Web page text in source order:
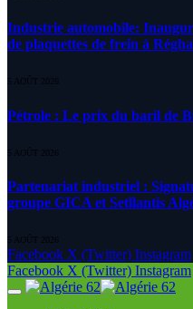
Industrie automobile:
de plaquettes de frein à
5 AOÛT 2026
Pétrole : Le prix du baril de
5 AOÛT 2026
Partenariat industriel :
groupe GICA et Setllantis
5 AOÛT 2026
Facebook X (Twitter) Instagram
Facebook X (Twitter) Instagram